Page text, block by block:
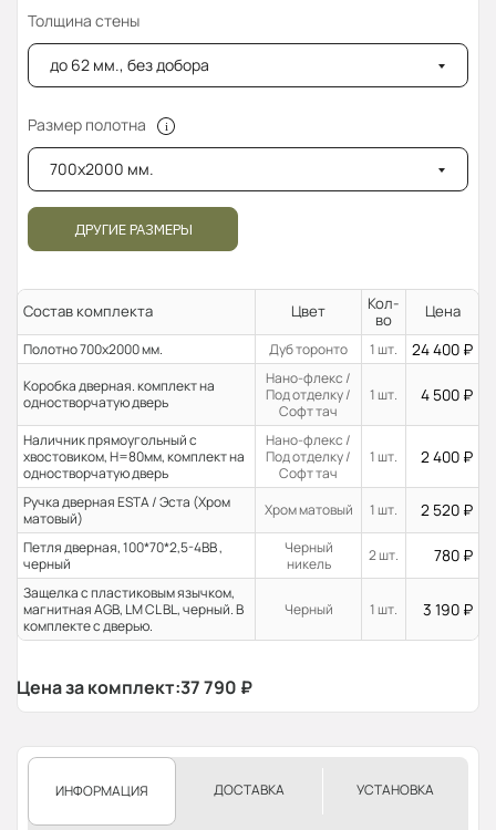
Толщина стены
до 62 мм., без добора
Размер полотна
700x2000 мм.
ДРУГИЕ РАЗМЕРЫ
Состав комплекта Цвет
Кол-
во
Цена
Полотно 700x2000 мм. Дуб торонто 1 шт. 24 400 ₽
Коробка дверная. комплект на
одностворчатую дверь
Нано-флекс /
Под отделку /
Софт тач
1 шт. 4 500 ₽
Наличник прямоугольный с
хвостовиком, H=80мм, комплект на
одностворчатую дверь
Нано-флекс /
Под отделку /
Софт тач
1 шт. 2 400 ₽
Ручка дверная ESTA / Эста (Хром
матовый)
Хром матовый 1 шт. 2 520 ₽
Петля дверная, 100*70*2,5-4ВВ ,
черный
Черный
никель
2 шт. 780 ₽
Защелка с пластиковым язычком,
магнитная AGB, LM CL BL, черный. В
комплекте с дверью.
Черный 1 шт. 3 190 ₽
Цена за комплект:37 790 ₽
ИНФОРМАЦИЯ ДОСТАВКА УСТАНОВКА